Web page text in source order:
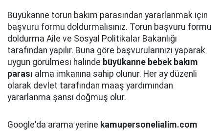
Büyükanne torun bakım parasından yararlanmak için
başvuru formu doldurmalısınız. Torun başvuru formu
doldurma Aile ve Sosyal Politikalar Bakanlığı
tarafından yapılır. Buna göre başvurularınızı yaparak
uygun görülmesi halinde büyükanne bebek bakım
parası alma imkanına sahip olunur. Her ay düzenli
olarak devlet tarafından maaş yardımından
yararlanma şansı doğmuş olur.
Google'da arama yerine kamupersonelialim.com